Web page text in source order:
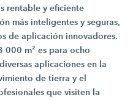
rentable y eficiente
más inteligentes y seguras,
de aplicación innovadores.
m² es para ocho
aplicaciones en la
de tierra y el
que visiten la